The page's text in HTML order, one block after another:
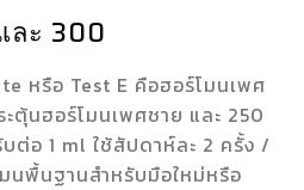
ละ 300
หรือ Test E คือฮอร์โมนเพศ
ตุ้นฮอร์โมนเพศชาย และ 250
อ 1 ml ใช้สัปดาห์ละ 2 ครั้ง /
นพื้นฐานสำหรับมือใหม่หรือ